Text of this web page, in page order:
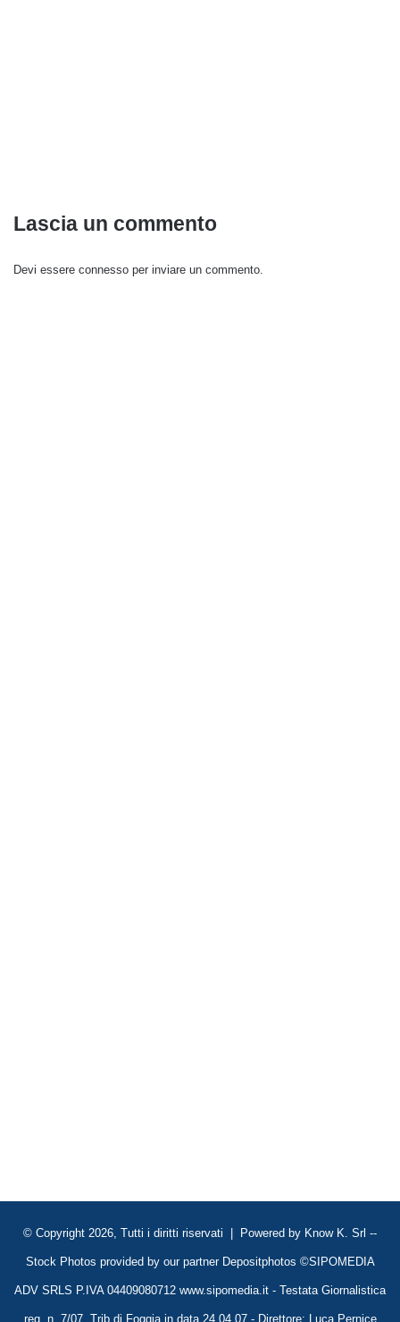
Lascia un commento
Devi essere connesso per inviare un commento.
© Copyright 2026, Tutti i diritti riservati | Powered by Know K. Srl --
Stock Photos provided by our partner Depositphotos ©SIPOMEDIA
ADV SRLS P.IVA 04409080712 www.sipomedia.it - Testata Giornalistica
reg. n. 7/07, Trib di Foggia in data 24.04.07 - Direttore: Luca Pernice